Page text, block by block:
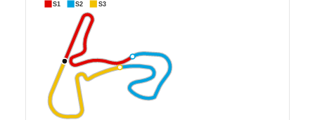
S1 S2 S3